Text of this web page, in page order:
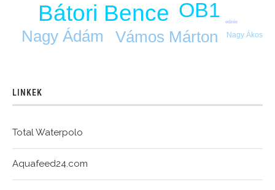
Bátori Bence OB1
Nagy Ádám Vámos Márton Nagy Ákos
edzés
LINKEK
Total Waterpolo
Aquafeed24.com